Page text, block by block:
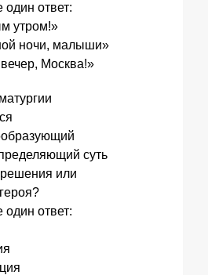
один ответ:
утром!»
ночи, малыши»
Москва!»
суть
или
один ответ: